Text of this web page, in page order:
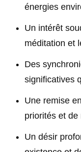
énergies
Un intérêt
méditation et
Des
significatives
Une remise
priorités et
Un désir